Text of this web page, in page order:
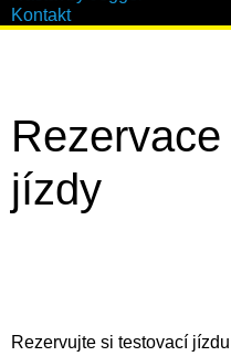
Kontakt
jízdy
Rezervujte si testovací